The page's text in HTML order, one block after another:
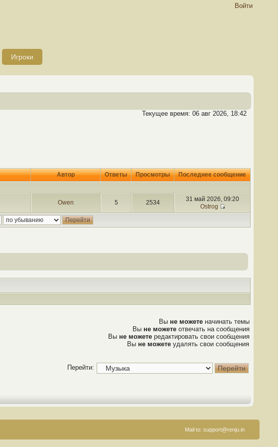
Войти
Игроки
Текущее время: 06 авг 2026, 18:42
Автор Ответы Просмотры Последнее сообщение
Owen 5 2534
31 май 2026, 09:20
Ostrog
Вы не можете начинать темы
Вы не можете отвечать на сообщения
Вы не можете редактировать свои сообщения
Вы не можете удалять свои сообщения
Перейти:
Mail to: support@renju.in